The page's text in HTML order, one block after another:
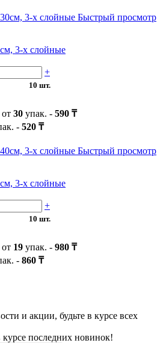
Быстрый просмотр
3-х слойные
+
10 шт.
30 упак. - 590 ₸
- 520 ₸
Быстрый просмотр
3-х слойные
+
10 шт.
19 упак. - 980 ₸
- 860 ₸
и акции, будьте в курсе всех
последних новинок!